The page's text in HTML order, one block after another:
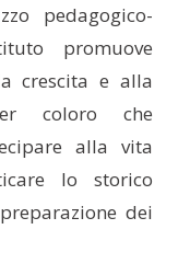
pedagogico-
promuove
crescita e alla
coloro che
alla vita
lo storico
dei